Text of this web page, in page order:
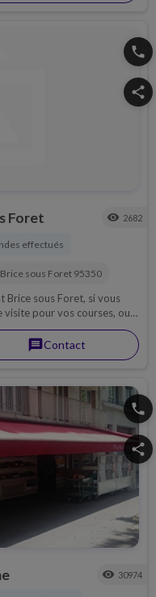
phone
share
Foret visibility 2682
effectués
Brice sous Foret 95350
Brice sous Foret, si vous
visite pour vos courses, ou
pour découvrir notre
magasin, ou pour une livraison si possible sur 95...
messageContact
phone
share
visibility 30974